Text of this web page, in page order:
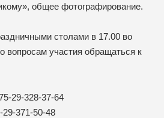
общее фотографирование.
столами в 17.00 во
вопросам участия обращаться к
29-328-37-64
29-371-50-48